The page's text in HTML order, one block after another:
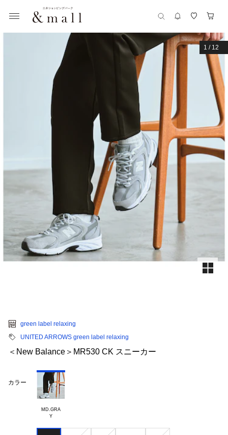
1 / 12
green label relaxing
UNITED ARROWS green label relaxing
＜New Balance＞MR530 CK スニーカー
カラー
MD.GRA